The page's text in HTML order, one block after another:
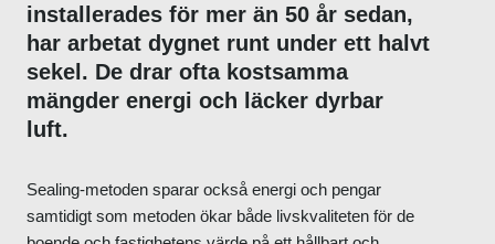
installerades för mer än 50 år sedan,
har arbetat dygnet runt under ett halvt
sekel. De drar ofta kostsamma
mängder energi och läcker dyrbar
luft.
Sealing-metoden sparar också energi och pengar
samtidigt som metoden ökar både livskvaliteten för de